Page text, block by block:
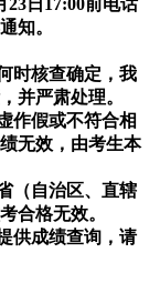
23 日17:00前电话
知。
时核查确定，我
并严肃处理。
作假或不符合相
无效，由考生本
（自治区、直辖
合格无效。
供成绩查询，请